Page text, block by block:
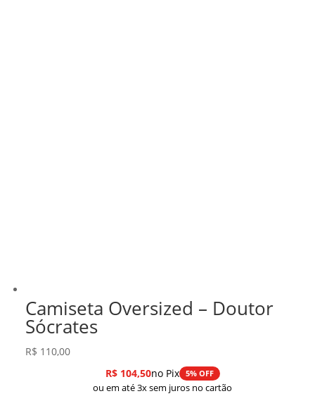
Camiseta Oversized – Doutor
Sócrates
R$ 110,00
R$104,50no Pix 5% OFF
ou em até 3x sem juros no cartão